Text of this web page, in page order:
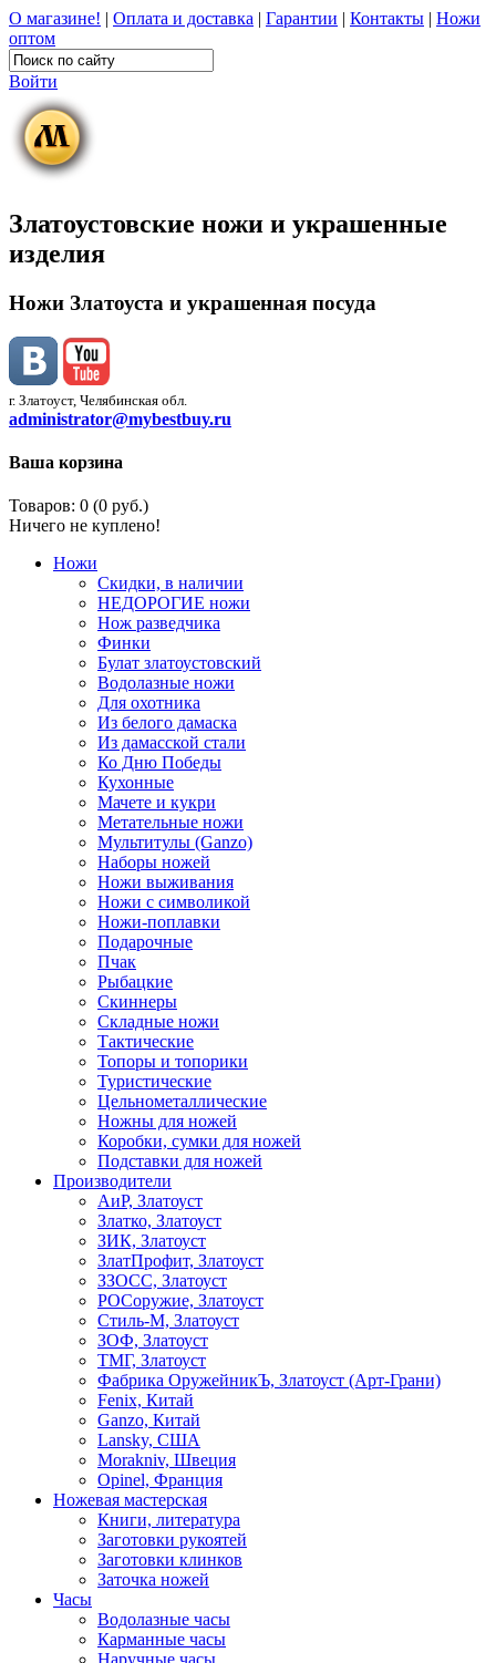
О магазине! | Оплата и доставка | Гарантии | Контакты | Ножи
оптом
Войти
Златоустовские ножи и украшенные
изделия
Ножи Златоуста и украшенная посуда
г. Златоуст, Челябинская обл.
administrator@mybestbuy.ru
Ваша корзина
Товаров: 0 (0 руб.)
Ничего не куплено!
Ножи
Скидки, в наличии
НЕДОРОГИЕ ножи
Нож разведчика
Финки
Булат златоустовский
Водолазные ножи
Для охотника
Из белого дамаска
Из дамасской стали
Ко Дню Победы
Кухонные
Мачете и кукри
Метательные ножи
Мультитулы (Ganzo)
Наборы ножей
Ножи выживания
Ножи с символикой
Ножи-поплавки
Подарочные
Пчак
Рыбацкие
Скиннеры
Складные ножи
Тактические
Топоры и топорики
Туристические
Цельнометаллические
Ножны для ножей
Коробки, сумки для ножей
Подставки для ножей
Производители
АиР, Златоуст
Златко, Златоуст
ЗИК, Златоуст
ЗлатПрофит, Златоуст
ЗЗОСС, Златоуст
РОСоружие, Златоуст
Стиль-М, Златоуст
ЗОФ, Златоуст
ТМГ, Златоуст
Фабрика ОружейникЪ, Златоуст (Арт-Грани)
Fenix, Китай
Ganzo, Китай
Lansky, США
Morakniv, Швеция
Opinel, Франция
Ножевая мастерская
Книги, литература
Заготовки рукоятей
Заготовки клинков
Заточка ножей
Часы
Водолазные часы
Карманные часы
Наручные часы